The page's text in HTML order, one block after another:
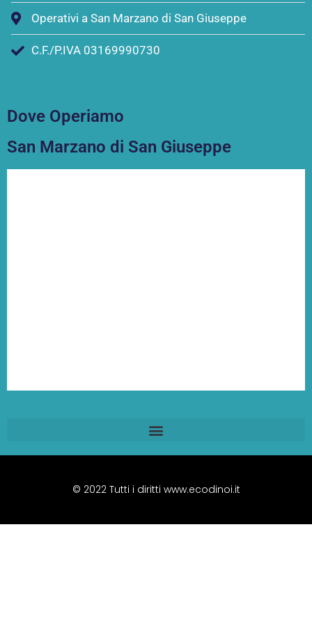
Operativi a San Marzano di San Giuseppe
C.F./P.IVA 03169990730
Dove Operiamo
San Marzano di San Giuseppe
© 2022 Tutti i diritti www.ecodinoi.it